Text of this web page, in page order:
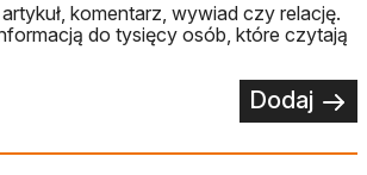
komentarz, wywiad czy relację.
do tysięcy osób, które czytają
Dodaj